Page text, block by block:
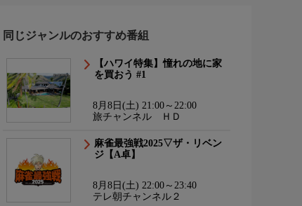
同じジャンルのおすすめ番組
【ハワイ特集】憧れの地に家
を買おう #1
8月8日(土) 21:00～22:00
旅チャンネル ＨＤ
麻雀最強戦2025▽ザ・リベン
ジ【A卓】
8月8日(土) 22:00～23:40
テレ朝チャンネル２